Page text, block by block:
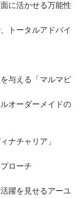
に活かせる万能性
トータルアドバイ
与える「マルマビ
オーダーメイドの
ナチャリア」
ローチ
躍を見せるアーユ